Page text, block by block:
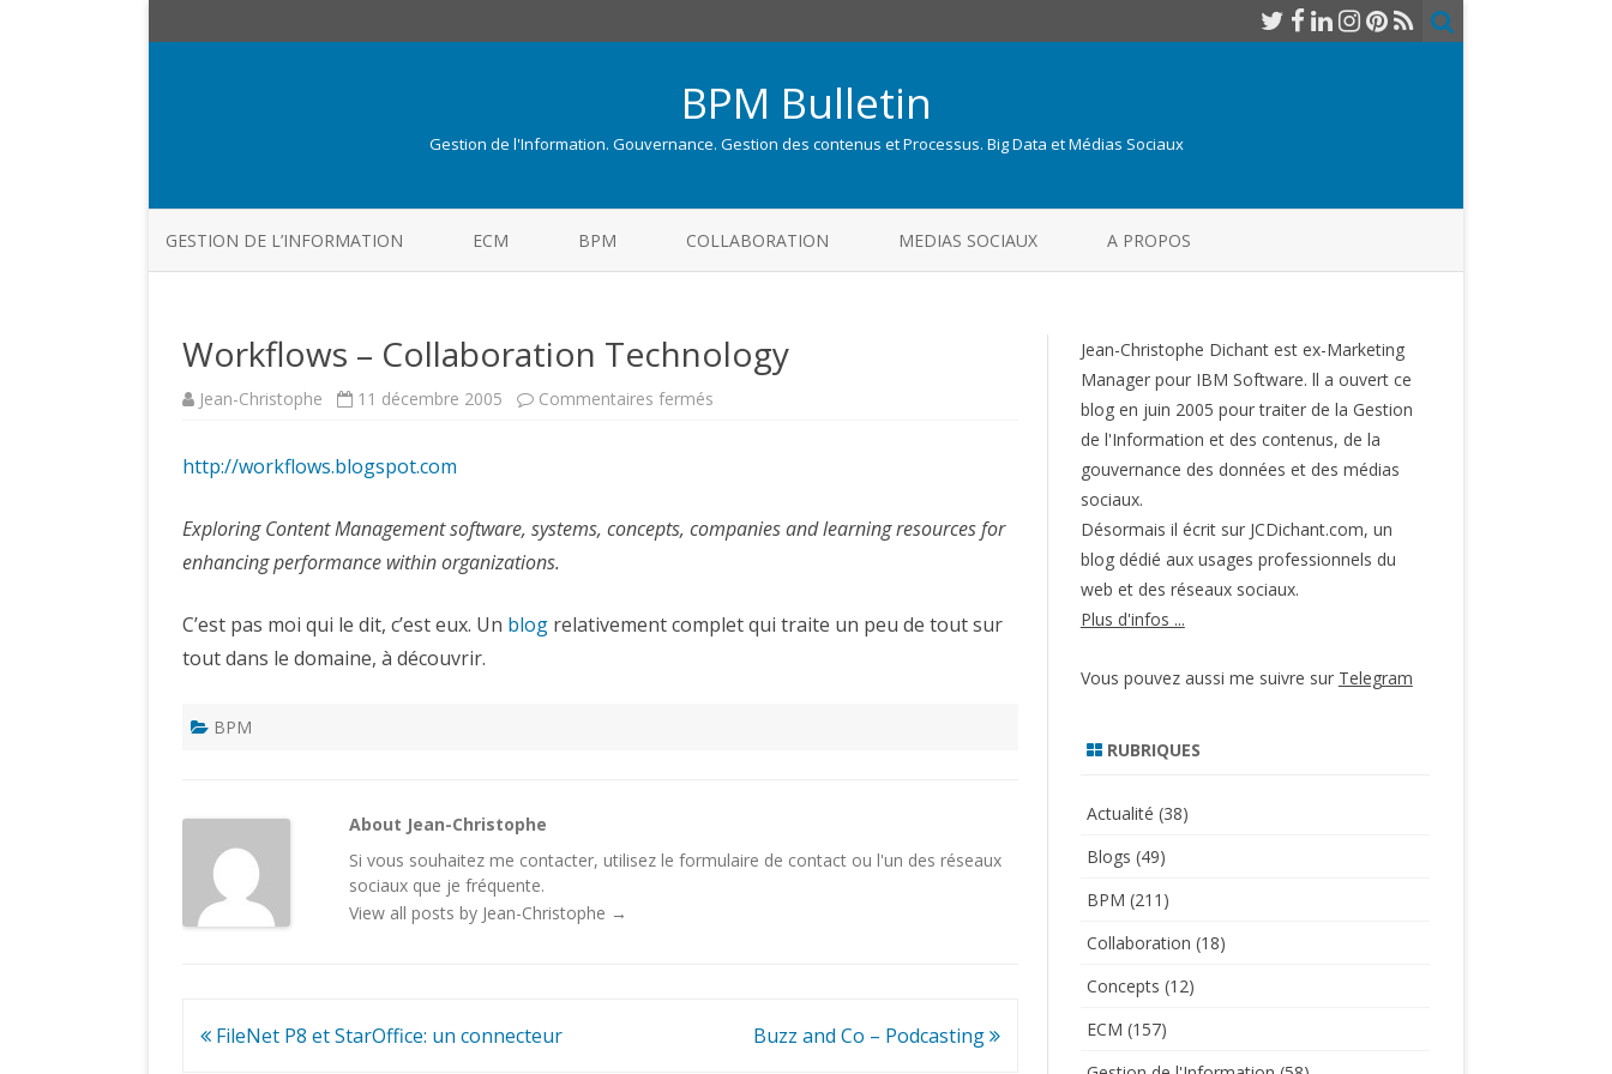
BPM Bulletin
Gestion de l'Information. Gouvernance. Gestion des contenus et Processus. Big Data et Médias Sociaux
to
GESTION DE L’INFORMATION ECM BPM COLLABORATION MEDIAS SOCIAUX A PROPOS
Workflows – Collaboration Technology
Jean-Christophe 11 décembre 2005 Commentaires fermés
http://workflows.blogspot.com
Exploring Content Management software, systems, concepts, companies and learning resources for
enhancing performance within organizations.
C’est pas moi qui le dit, c’est eux. Un blog relativement complet qui traite un peu de tout sur
tout dans le domaine, à découvrir.
BPM
About Jean-Christophe
Si vous souhaitez me contacter, utilisez leformulaire de contact ou l'un desréseaux
sociaux que je fréquente.
View all posts by Jean-Christophe →
Navigation
FileNet P8 et StarOffice: un connecteur Buzz and Co – Podcasting
Jean-Christophe Dichant est ex-Marketing
Manager pour IBM Software. ll a ouvert ce
blog en juin 2005 pour traiter de la Gestion
de l'Information et des contenus, de la
gouvernance des données et des médias
sociaux.
Désormais il écrit sur JCDichant.com, un
blog dédié aux usages professionnels du
web et des réseaux sociaux.
Plus d'infos ...
Vous pouvez aussi me suivre sur Telegram
RUBRIQUES
Actualité (38)
Blogs (49)
BPM (211)
Collaboration (18)
Concepts (12)
ECM (157)